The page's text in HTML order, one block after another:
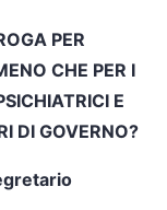
PER
CHE PER I
E
DI GOVERNO?